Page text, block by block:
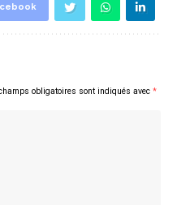
obligatoires sont indiqués avec *